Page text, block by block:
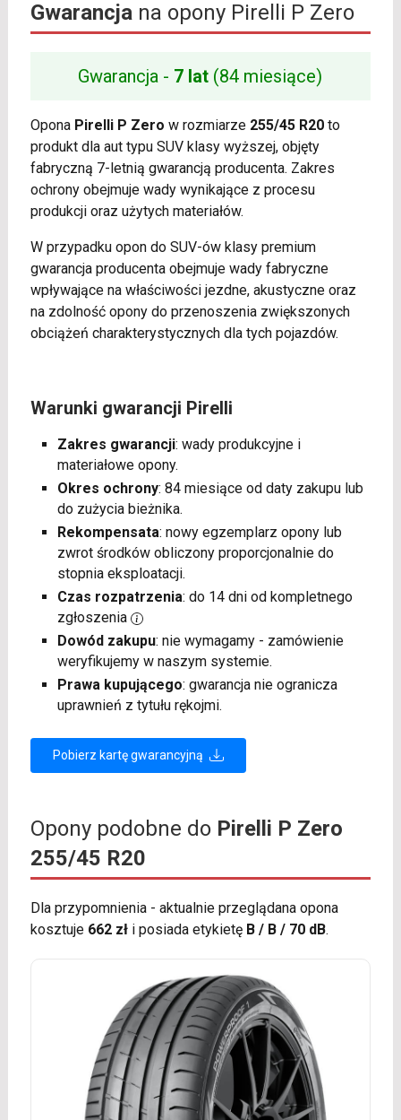
Gwarancjana opony Pirelli P Zero
Gwarancja - 7 lat (84 miesiące)
Opona Pirelli P Zero w rozmiarze 255/45 R20to
produkt dla aut typu SUV klasy wyższej, objęty
fabryczną 7-letnią gwarancją producenta. Zakres
ochrony obejmuje wady wynikające z procesu
produkcji oraz użytych materiałów.
W przypadku opon do SUV-ów klasy premium
gwarancja producenta obejmuje wady fabryczne
wpływające na właściwości jezdne, akustyczne oraz
na zdolność opony do przenoszenia zwiększonych
obciążeń charakterystycznych dla tych pojazdów.
Warunki gwarancji Pirelli
Zakres gwarancji: wady produkcyjne i
materiałowe opony.
Okres ochrony: 84 miesiące od daty zakupu lub
do zużycia bieżnika.
Rekompensata: nowy egzemplarz opony lub
zwrot środków obliczony proporcjonalnie do
stopnia eksploatacji.
Czas rozpatrzenia: do 14 dni od kompletnego
zgłoszenia
Dowód zakupu: nie wymagamy - zamówienie
weryfikujemy w naszym systemie.
Prawa kupującego: gwarancja nie ogranicza
uprawnień z tytułu rękojmi.
Pobierz kartę gwarancyjną
Opony podobne do Pirelli P Zero
255/45 R20
Dla przypomnienia - aktualnie przeglądana opona
kosztuje 662 złi posiada etykietę B / B / 70 dB.